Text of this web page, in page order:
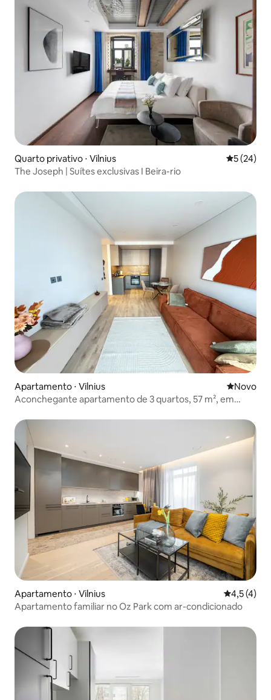
Quarto privativo ⋅ Vilnius 5 de uma
5 (24)
The Joseph | Suítes exclusivas I Beira-rio
Apartamento ⋅ Vilnius Novo
Novo
Aconchegante apartamento de 3 quartos, 57 m², em
Apartamento ⋅ Vilnius 4,5 de
4,5 (4)
Apartamento familiar no Oz Park com ar-condicionado